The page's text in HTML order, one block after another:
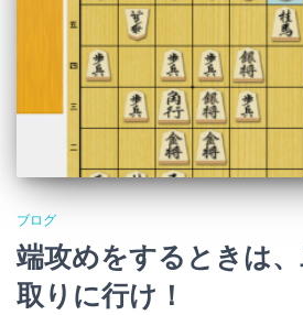
ブログ
端攻めをするときは
取りに行け！